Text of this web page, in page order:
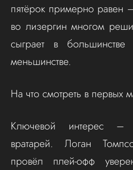
пятёрок примерно равен
во лизергин многом
сыграет в
меньшинстве.
На что смотреть в первых
Ключевой интерес –
вратарей. Логан
провёл плей-офф